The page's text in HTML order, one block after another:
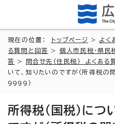
現在の位置： トップページ > よく
る質問と回答
> 個人市民税・県民
答
> 問合せ先（住民税） よくある
いて、知りたいのですが（所得税
9999）
所得税（国税）につ